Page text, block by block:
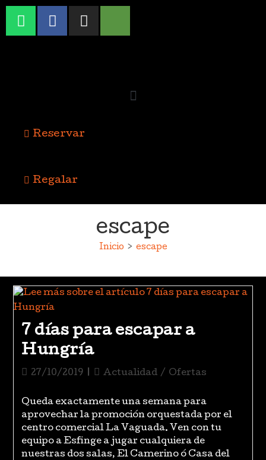
Reservar
Regalar
escape
Inicio > escape
7 días para escapar a
Hungría
27/10/2019 Actualidad / Ofertas
Queda exactamente una semana para
aprovechar la promoción orquestada por el
centro comercial La Vaguada. Ven con tu
equipo a Esfinge a jugar cualquiera de
nuestras dos salas, El Camerino ó Casa del